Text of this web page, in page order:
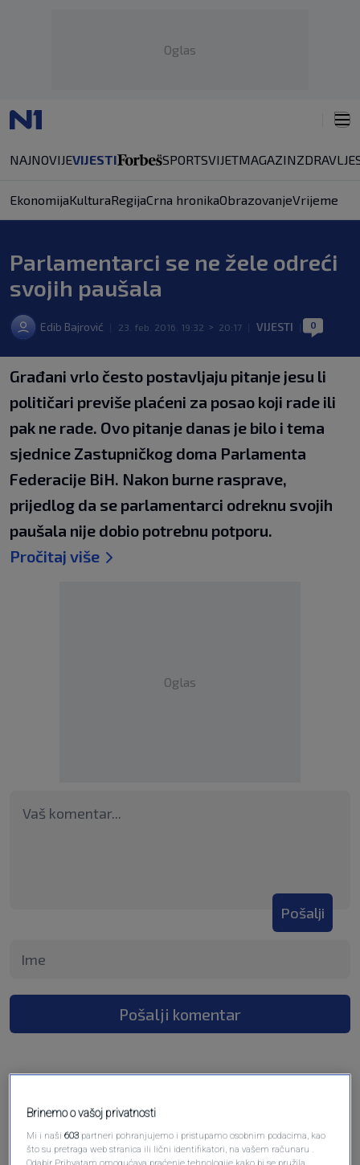
Oglas
NAJNOVIJEVIJESTI SPORTSVIJETMAGAZINZDRAVLJE
EkonomijaKulturaRegijaCrna hronikaObrazovanjeVrijeme
Parlamentarci se ne žele odreći
svojih paušala
Edib Bajrović 23. feb. 2016. 19:32 > 20:17 VIJESTI 0
Građani vrlo često postavljaju pitanje jesu li
političari previše plaćeni za posao koji rade ili
pak ne rade. Ovo pitanje danas je bilo i tema
sjednice Zastupničkog doma Parlamenta
Federacije BiH. Nakon burne rasprave,
prijedlog da se parlamentarci odreknu svojih
paušala nije dobio potrebnu potporu.
Pročitaj više
Oglas
Pošalji
Pošalji komentar
Brinemo o vašoj privatnosti
Mi i naši603 partneri pohranjujemo i pristupamo osobnim podacima, kao
što su pretraga web stranica ili lični identifikatori, na vašem računaru .